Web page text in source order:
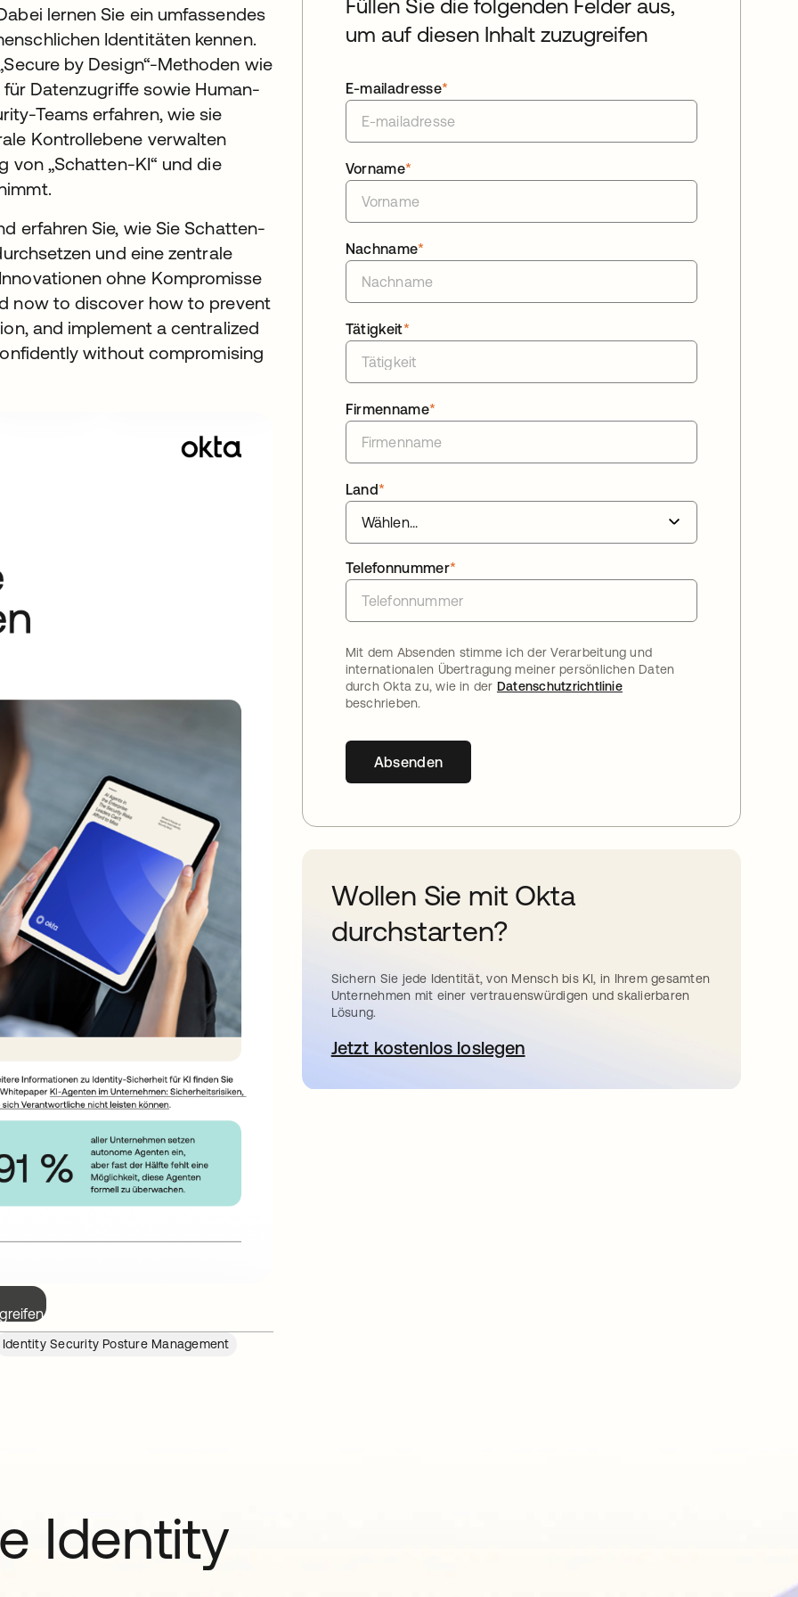
lernen Sie ein umfassendes
Identitäten kennen.
by Design“-Methoden wie
Datenzugriffe sowie Human-
Teams erfahren, wie sie
Kontrollebene verwalten
von „Schatten-KI“ und die
erfahren Sie, wie Sie Schatten-
und eine zentrale
ohne Kompromisse
now to discover how to prevent
and implement a centralized
without compromising
Identity Security Posture Management
Füllen Sie die folgenden Felder aus,
um auf diesen Inhalt zuzugreifen
*
E-mailadresse
*
Vorname
*
Nachname
*
Tätigkeit
*
Firmenname
*
Land
*
Telefonnummer
Mit dem Absenden stimme ich der Verarbeitung und
internationalen Übertragung meiner persönlichen Daten
durch Okta zu, wie in der Datenschutzrichtlinie
beschrieben.
Absenden
Wollen Sie mit Okta
durchstarten?
Sichern Sie jede Identität, von Mensch bis KI, in Ihrem gesamten
Unternehmen mit einer vertrauenswürdigen und skalierbaren
Lösung.
Jetzt kostenlos loslegenwird in einer neuen Registerkarte geöffnet
Identity